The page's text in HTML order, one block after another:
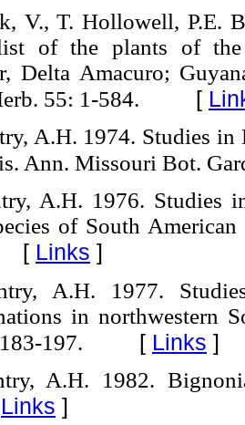
V., T. Hollowell, P.E.
of the plants of the
Delta Amacuro;
55: 1-584.
[
A.H. 1974. Studies in
Ann. Missouri Bot.
A.H. 1976. Studies
of South
Links ]
A.H. 1977.
in northwestern
197.
[ Links ]
A.H. 1982.
Links ]